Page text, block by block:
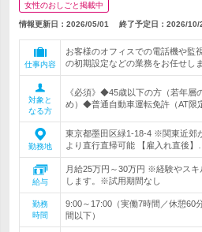
女性のおしごと掲載中
情報更新日：2026/05/01 終了予定日： 2026/10/
仕事内容
お客様のオフィスでの電話機や監
の初期設定などの業務をお任せしま
対象と
なる方
《必須》◆45歳以下の方（若年層
め）◆普通自動車運転免許（AT限
勤務地
東京都墨田区緑1-18-4 ※関東近郊
より直行直帰可能 【雇入れ直後】…
給与
月給25万円～30万円 ※経験やス
します。※試用期間なし
勤務
時間
9:00～17:00（実働7時間／休憩
間以下）